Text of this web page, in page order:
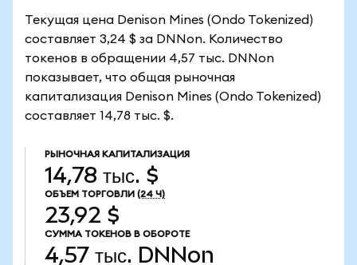
Текущая цена Denison Mines (Ondo Tokenized)
составляет 3,24 $ за DNNon. Количество
токенов в обращении 4,57 тыс. DNNon
показывает, что общая рыночная
капитализация Denison Mines (Ondo Tokenized)
составляет 14,78 тыс. $.
РЫНОЧНАЯ КАПИТАЛИЗАЦИЯ
14,78 тыс. $
ОБЪЕМ ТОРГОВЛИ (24 Ч)
23,92 $
СУММА ТОКЕНОВ В ОБОРОТЕ
4,57 тыс. DNNon